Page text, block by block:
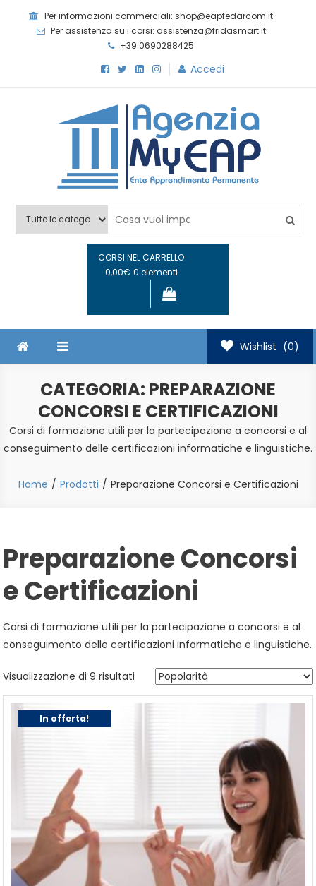
Per informazioni commerciali: shop@eapfedarcom.it
Per assistenza su i corsi: assistenza@fridasmart.it
+39 0690288425
Accedi
Agenzia MyEAP
CORSI NEL CARRELLO
0,00€ 0 elementi
Wishlist (0)
CATEGORIA: PREPARAZIONE
CONCORSI E CERTIFICAZIONI
Corsi di formazione utili per la partecipazione a concorsi e al
conseguimento delle certificazioni informatiche e linguistiche.
Home Prodotti Preparazione Concorsi e Certificazioni
Preparazione Concorsi
e Certificazioni
Corsi di formazione utili per la partecipazione a concorsi e al
conseguimento delle certificazioni informatiche e linguistiche.
Visualizzazione di 9 risultati Popolarità
In offerta!